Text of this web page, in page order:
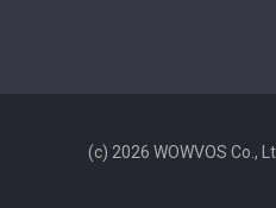
(c) 2026 WOWVOS Co.,